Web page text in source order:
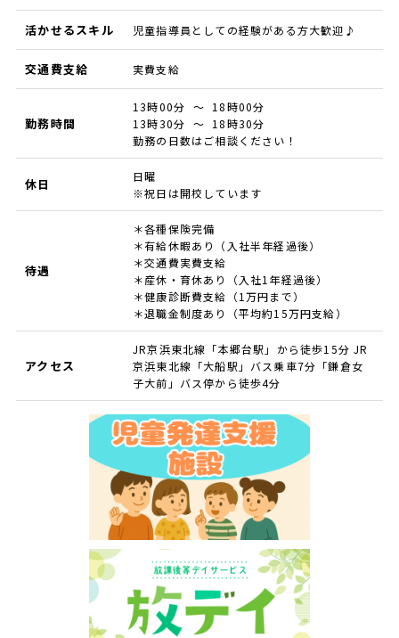
活かせるスキル 児童指導員としての経験がある方大歓迎♪
交通費支給 実費支給
勤務時間
13時00分 ～ 18時00分
13時30分 ～ 18時30分
勤務の日数はご相談ください！
休日
日曜
※祝日は開校しています
待遇
＊各種保険完備
＊有給休暇あり（入社半年経過後）
＊交通費実費支給
＊産休・育休あり（入社1年経過後）
＊健康診断費支給（1万円まで）
＊退職金制度あり（平均約15万円支給）
アクセス
JR京浜東北線「本郷台駅」から徒歩15分 JR
京浜東北線「大船駅」バス乗車7分「鎌倉女
子大前」バス停から徒歩4分